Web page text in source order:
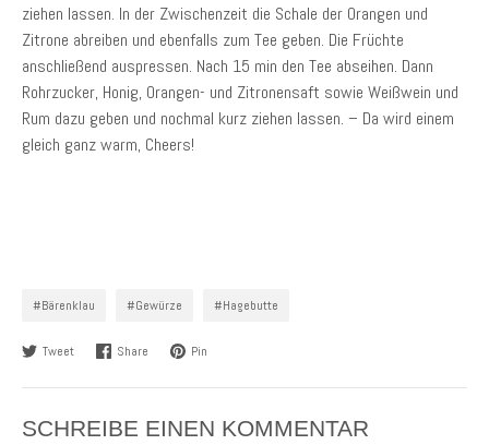
ziehen lassen. In der Zwischenzeit die Schale der Orangen und
Zitrone abreiben und ebenfalls zum Tee geben. Die Früchte
anschließend auspressen. Nach 15 min den Tee abseihen. Dann
Rohrzucker, Honig, Orangen- und Zitronensaft sowie Weißwein und
Rum dazu geben und nochmal kurz ziehen lassen. – Da wird einem
gleich ganz warm, Cheers!
#Bärenklau #Gewürze #Hagebutte
Tweet Share Pin
SCHREIBE EINEN KOMMENTAR